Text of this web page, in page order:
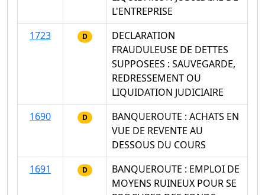
L'ENTREPRISE
1723
D
DECLARATION
FRAUDULEUSE DE DETTES
SUPPOSEES : SAUVEGARDE,
REDRESSEMENT OU
LIQUIDATION JUDICIAIRE
1690
D
BANQUEROUTE : ACHATS EN
VUE DE REVENTE AU
DESSOUS DU COURS
1691
D
BANQUEROUTE : EMPLOI DE
MOYENS RUINEUX POUR SE